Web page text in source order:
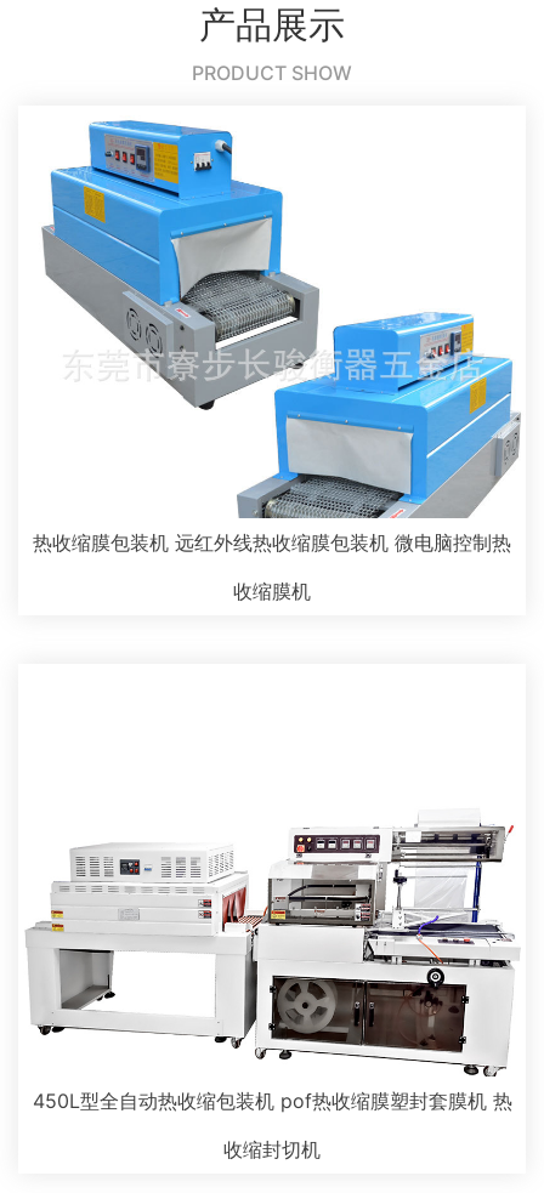
产品展示
PRODUCT SHOW
热收缩膜包装机 远红外线热收缩膜包装机 微电脑控制热
收缩膜机
450L型全自动热收缩包装机 pof热收缩膜塑封套膜机 热
收缩封切机